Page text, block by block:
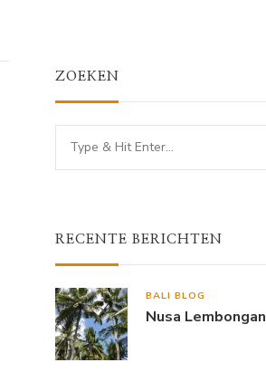
ZOEKEN
Looking
for
RECENTE BERICHTEN
BALI BLOG
Nusa Lembongan